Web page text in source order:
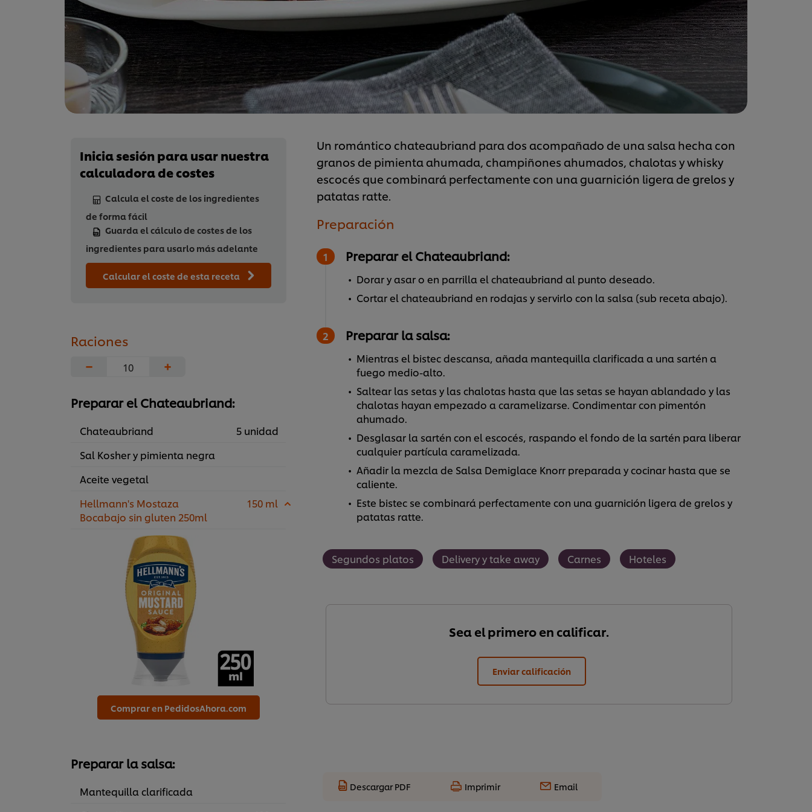
Inicia sesión para usar nuestra
calculadora de costes
Calcula el coste de los ingredientes
de forma fácil
Guarda el cálculo de costes de los
ingredientes para usarlo más adelante
Calcular el coste de esta receta
Raciones
−
+
Preparar el Chateaubriand:
Chateaubriand
5 unidad
Sal Kosher y pimienta negra
Aceite vegetal
Hellmann's Mostaza
Bocabajo sin gluten 250ml
150 ml
Comprar en PedidosAhora.com
Preparar la salsa:
Mantequilla clarificada
Un romántico chateaubriand para dos acompañado de una salsa hecha con
granos de pimienta ahumada, champiñones ahumados, chalotas y whisky
escocés que combinará perfectamente con una guarnición ligera de grelos y
patatas ratte.
Preparación
Preparar el Chateaubriand:
Dorar y asar o en parrilla el chateaubriand al punto deseado.
Cortar el chateaubriand en rodajas y servirlo con la salsa (sub receta abajo).
Preparar la salsa:
Mientras el bistec descansa, añada mantequilla clarificada a una sartén a
fuego medio-alto.
Saltear las setas y las chalotas hasta que las setas se hayan ablandado y las
chalotas hayan empezado a caramelizarse. Condimentar con pimentón
ahumado.
Desglasar la sartén con el escocés, raspando el fondo de la sartén para liberar
cualquier partícula caramelizada.
Añadir la mezcla de Salsa Demiglace Knorr preparada y cocinar hasta que se
caliente.
Este bistec se combinará perfectamente con una guarnición ligera de grelos y
patatas ratte.
Segundos platos Delivery y take away Carnes Hoteles
Sea el primero en calificar.
Enviar calificación
Descargar PDF Imprimir Email